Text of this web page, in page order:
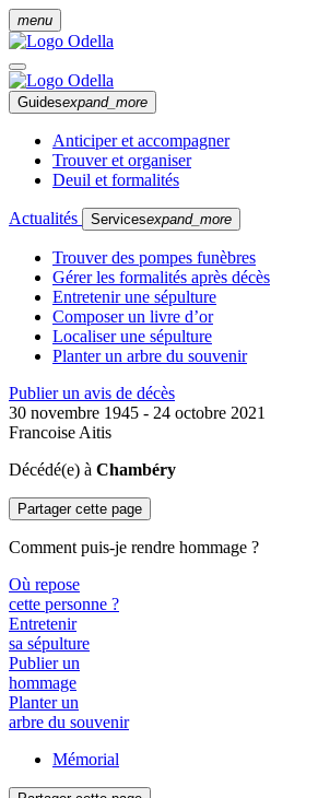
menu
Guidesexpand_more
Anticiper et accompagner
Trouver et organiser
Deuil et formalités
Actualités Servicesexpand_more
Trouver des pompes funèbres
Gérer les formalités après décès
Entretenir une sépulture
Composer un livre d’or
Localiser une sépulture
Planter un arbre du souvenir
Publier un avis de décès
30 novembre 1945 - 24 octobre 2021
Francoise Aitis
Décédé(e) à Chambéry
Partager cette page
Comment puis-je rendre hommage ?
Où repose
cette personne ?
Entretenir
sa sépulture
Publier un
hommage
Planter un
arbre du souvenir
Mémorial